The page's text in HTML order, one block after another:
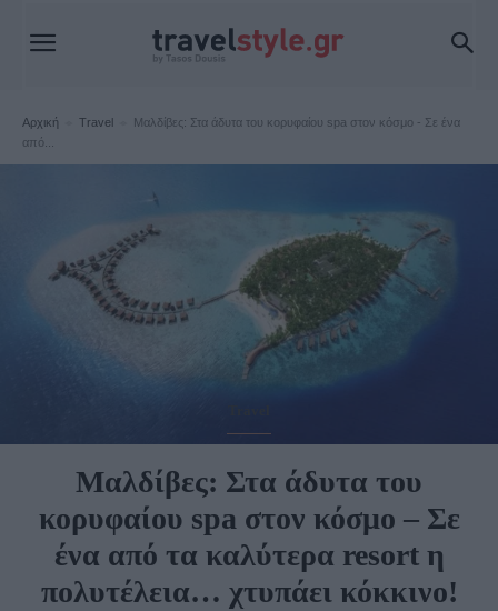
Αρχική Travel
Μαλδίβες: Στα άδυτα του κορυφαίου spa στον κόσμο - Σε ένα
από...
Μαλδίβες: Στα άδυτα του
κορυφαίου spa στον κόσμο – Σε
ένα από τα καλύτερα resort η
πολυτέλεια… χτυπάει κόκκινο!